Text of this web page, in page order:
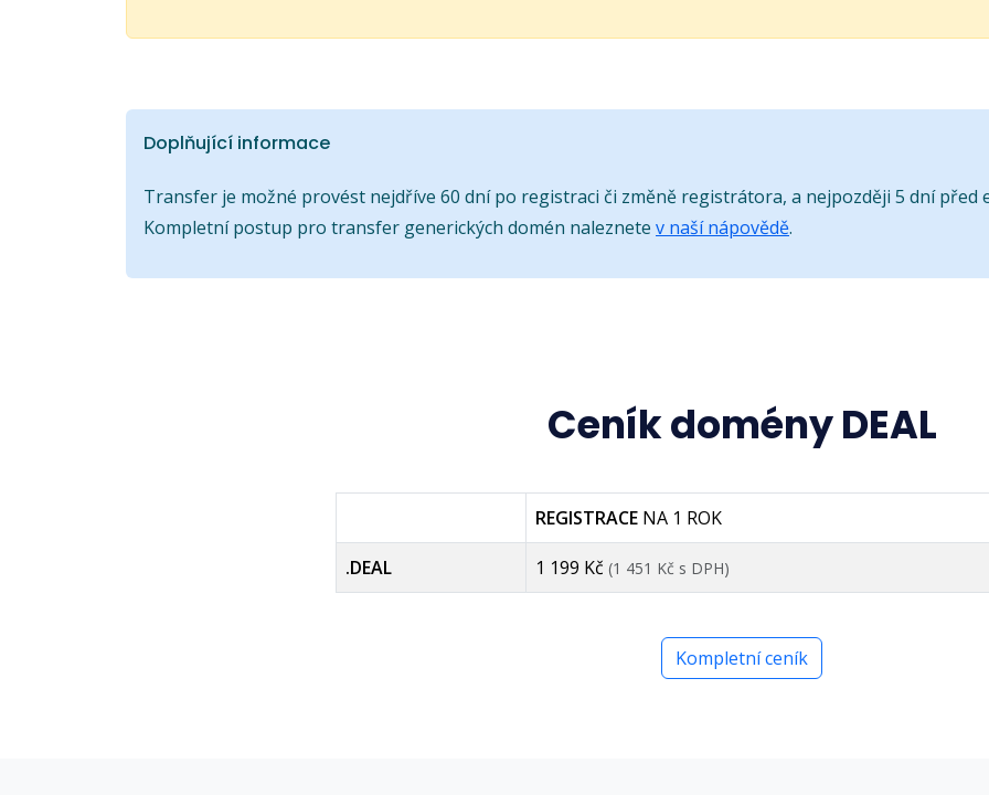
Doplňující informace
Transfer je možné provést nejdříve 60 dní po registraci či změně registrátora, a nejpozději 5 dní před
Kompletní postup pro transfer generických domén naleznete v naší nápovědě.
Ceník domény DEAL
REGISTRACE NA 1 ROK
.DEAL 1 199 Kč (1 451 Kč s DPH)
Kompletní ceník